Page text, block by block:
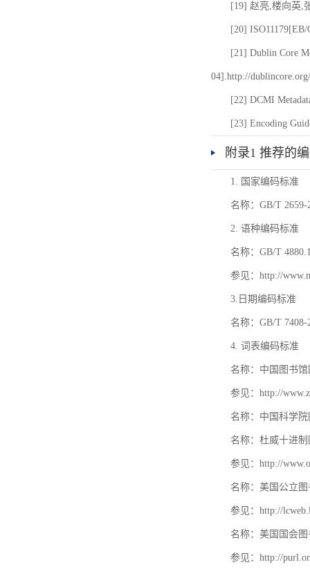
[19] 赵亮,楼向英,
[20] ISO11179[EB/
[21] Dublin Core
04].http://
[22] DCMI
[23] Encoding
附录1 推荐的
1. 国家编码标准
名称：GB/T
2. 语种编码标准
名称：GB/T
参见：http://
3.日期编码标准
名称：GB/T
4. 词表编码标准
名称：中国图书
参见：http://
名称：中国科学
名称：杜威十进
参见：http://
名称：美国公立
参见：http://
名称：美国国会
参见：http://